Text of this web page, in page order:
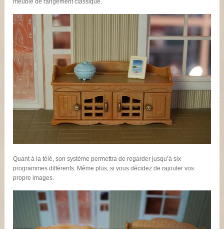
meuble de rangement classique.
Quant à la télé, son système permettra de regarder jusqu’à six
programmes différents. Même plus, si vous décidez de rajouter vos
propre images.